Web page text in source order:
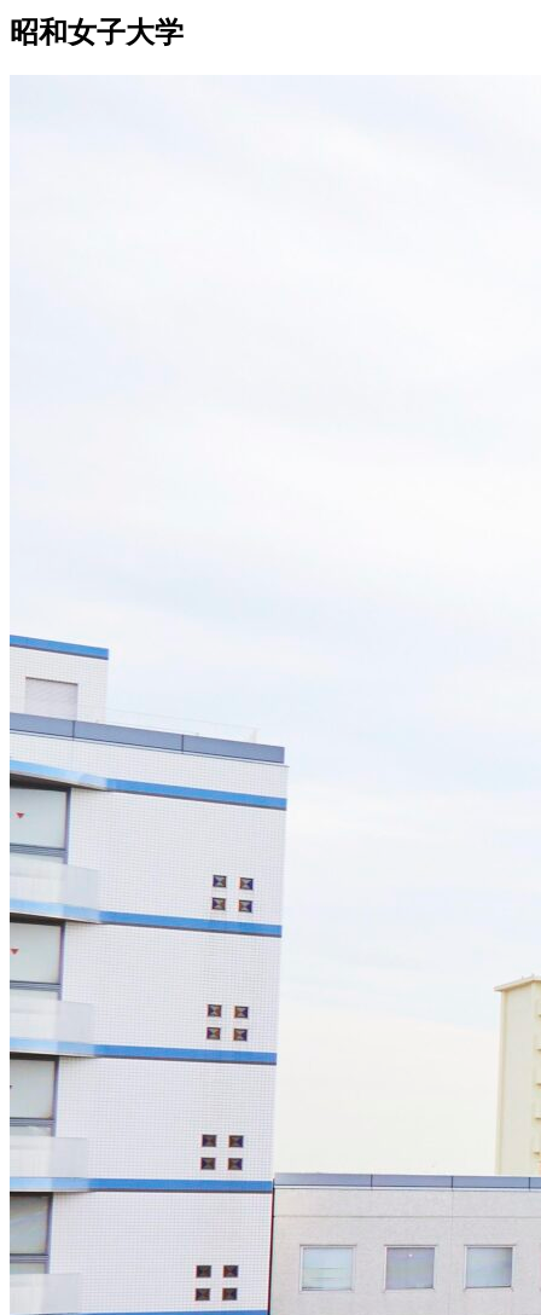
昭和女子大学